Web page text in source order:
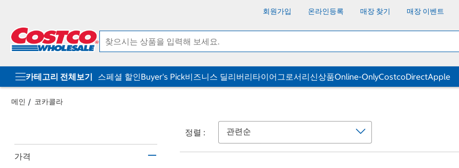
회원가입 온라인등록 매장 찾기 매장 이벤트
카테고리 전체보기 스페셜 할인Buyer's Pick비즈니스 딜리버리타이어그로서리신상품Online-OnlyCostcoDirectApple
메인 코카콜라
가격
정렬 :